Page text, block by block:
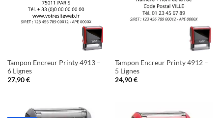
Tampon Encreur Printy 4913 –
6 Lignes
27,90€
Tampon Encreur Printy 4912 –
5 Lignes
24,90€